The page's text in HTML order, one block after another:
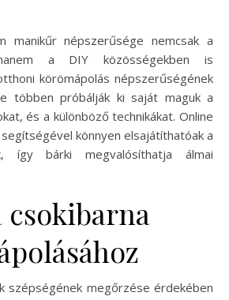
manikűr népszerűsége nemcsak a
a DIY közösségekben is
körömápolás népszerűségének
többen próbálják ki saját maguk a
és a különböző technikákat. Online
könnyen elsajátíthatóak a
így bárki megvalósíthatja álmai
csokibarna
szépségének megőrzése érdekében